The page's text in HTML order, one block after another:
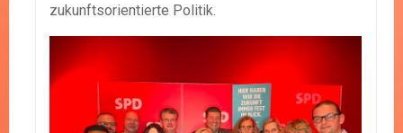
zukunftsorientierte Politik.